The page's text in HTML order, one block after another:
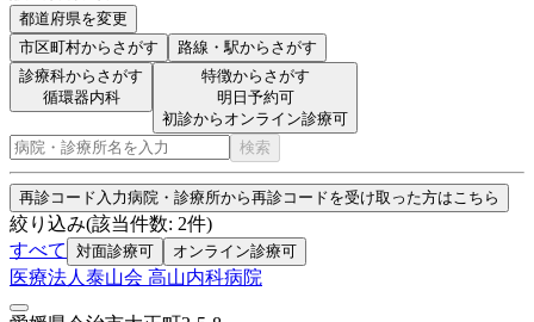
都道府県を変更
市区町村からさがす 路線・駅からさがす
診療科からさがす
循環器内科
特徴からさがす
明日予約可
初診からオンライン診療可
検索
再診コード入力病院・診療所から再診コードを受け取った方はこちら
絞り込み(該当件数: 2件)
すべて
対面診療可 オンライン診療可
医療法人泰山会 高山内科病院